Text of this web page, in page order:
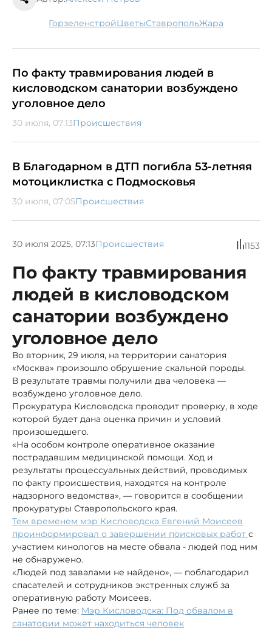
Горзеленстрой цветы Ставрополь жара
По факту травмирования людей в
кисловодском санатории возбуждено
уголовное дело
30 июля, 07:13Происшествия
В Благодарном в ДТП погибла 53-летняя
мотоциклистка с Подмосковья
30 июля, 07:05Происшествия
30 июля 2025, 07:13Происшествия 1153
По факту травмирования
людей в кисловодском
санатории возбуждено
уголовное дело
Во вторник, 29 июля, на территории санатория
«Москва» произошло обрушение скальной породы.
В результате травмы получили два человека —
возбуждено уголовное дело.
Прокуратура Кисловодска проводит проверку, в ходе
которой будет дана оценка причин и условий
произошедшего.
«На особом контроле оперативное оказание
пострадавшим медицинской помощи. Ход и
результаты процессуальных действий, проводимых
по факту происшествия, находятся на контроле
надзорного ведомства», — говорится в сообщении
прокуратуры Ставропольского края.
Тем временем мэр Кисловодска Евгений Моисеев
проинформировал о завершении поисковых работ с
участием кинологов на месте обвала - людей под ним
не обнаружено.
«Людей под завалами не найдено», — поблагодарил
спасателей и сотрудников экстренных служб за
оперативную работу Моисеев.
Ранее по теме: Мэр Кисловодска: Под обвалом в
санатории может находиться человек